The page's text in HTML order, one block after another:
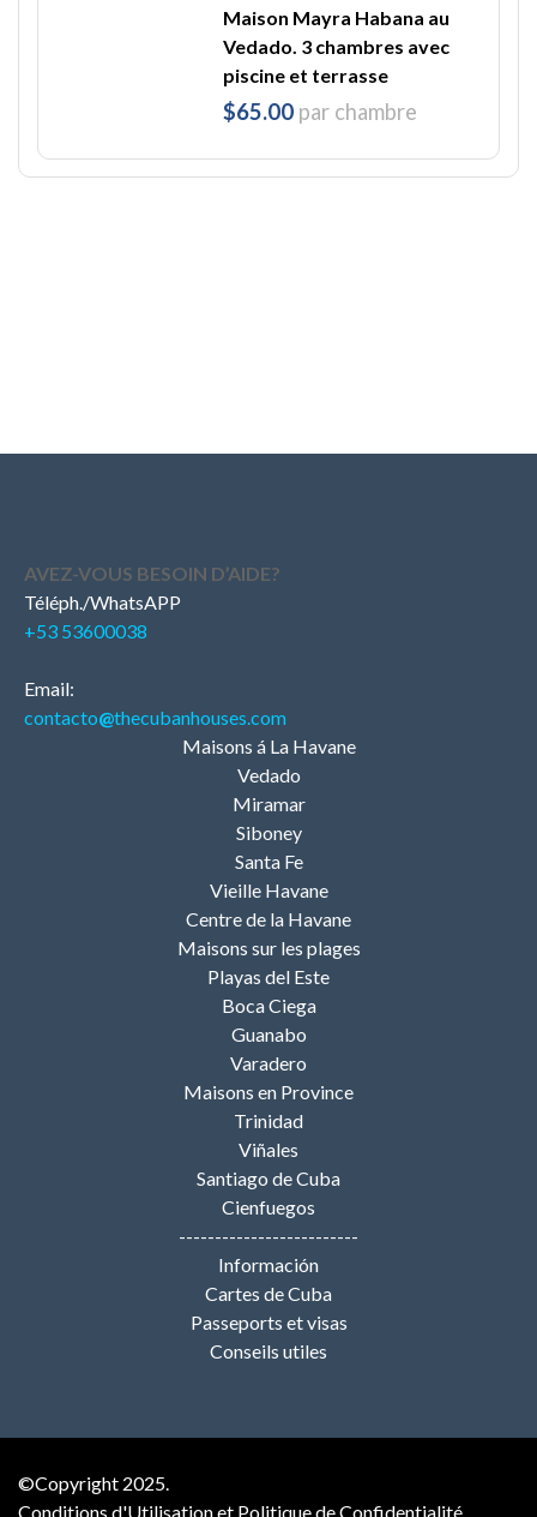
Maison Mayra Habana au
Vedado. 3 chambres avec
piscine et terrasse
$65.00 par chambre
AVEZ-VOUS BESOIN D’AIDE?
Téléph./WhatsAPP
+53 53600038
Email:
contacto@thecubanhouses.com
Maisons á La Havane
Vedado
Miramar
Siboney
Santa Fe
Vieille Havane
Centre de la Havane
Maisons sur les plages
Playas del Este
Boca Ciega
Guanabo
Varadero
Maisons en Province
Trinidad
Viñales
Santiago de Cuba
Cienfuegos
-------------------------
Información
Cartes de Cuba
Passeports et visas
Conseils utiles
©Copyright 2025.
Conditions d'Utilisation et Politique de Confidentialité